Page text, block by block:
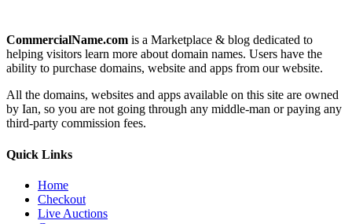
CommercialName.com is a Marketplace & blog dedicated to
helping visitors learn more about domain names. Users have the
ability to purchase domains, website and apps from our website.
All the domains, websites and apps available on this site are owned
by Ian, so you are not going through any middle-man or paying any
third-party commission fees.
Quick Links
Home
Checkout
Live Auctions